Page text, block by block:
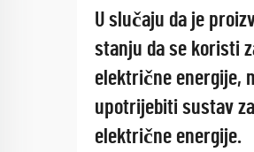
U slučaju da je
stanju da se koristi
električne energije,
upotrijebiti sustav
električne energije.